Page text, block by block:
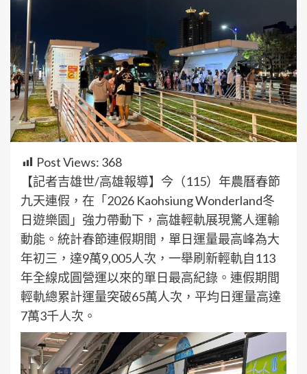
Post Views: 368
【記者吉雄世/高雄報導】今（115）年農曆春節
九天連假，在「2026 Kaohsiung Wonderland冬
日遊樂園」強力帶動下，高雄輕軌展現驚人運輸
動能。統計春節連假期間，單日運量最高峰為大
年初三，達9萬9,005人次，一舉刷新輕軌自113
年全線成圓營運以來的單日最高紀錄。連假期間
輕軌總累計運量突破65萬人次，平均日運量高達
7萬3千人次。